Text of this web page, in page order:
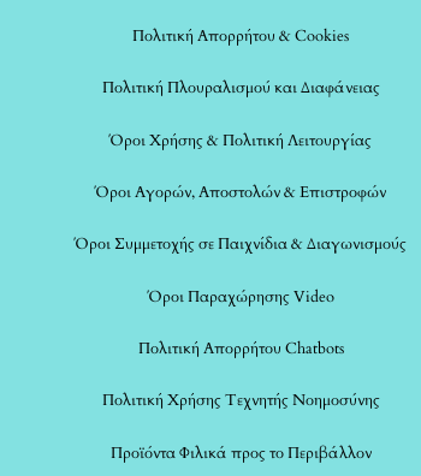
Πολιτική Απορρήτου & Cookies
Πολιτική Πλουραλισμού και Διαφάνειας
Όροι Χρήσης & Πολιτική Λειτουργίας
Όροι Αγορών, Αποστολών & Επιστροφών
Όροι Συμμετοχής σε Παιχνίδια & Διαγωνισμούς
Όροι Παραχώρησης Video
Πολιτική Απορρήτου Chatbots
Πολιτική Χρήσης Τεχνητής Νοημοσύνης
Προϊόντα Φιλικά προς το Περιβάλλον